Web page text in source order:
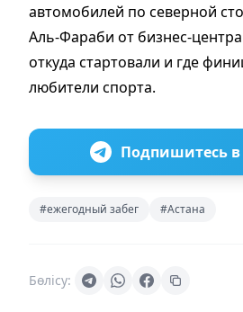
автомобилей по северной
Аль-Фараби от бизнес-
откуда стартовали и где
любители спорта.
Подпишитесь в
#ежегодный забег #Астана
Бөлісу: